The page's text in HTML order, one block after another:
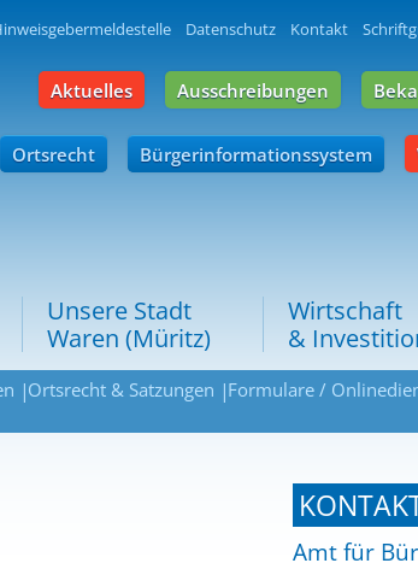
Datenschutz Kontakt
Aktuelles Ausschreibungen
Ortsrecht Bürgerinformationssystem
Unsere Stadt
Waren (Müritz)
Wirtschaft
&
Ortsrecht & Satzungen Formulare /
Amt für